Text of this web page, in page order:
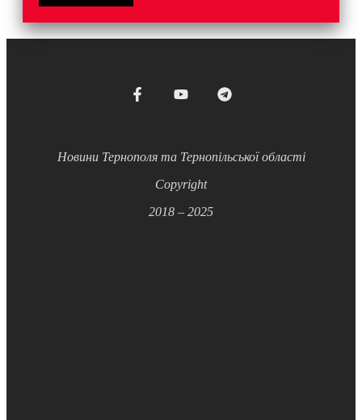
Новини Тернополя та Тернопільської області
Copyright
2018 – 2025